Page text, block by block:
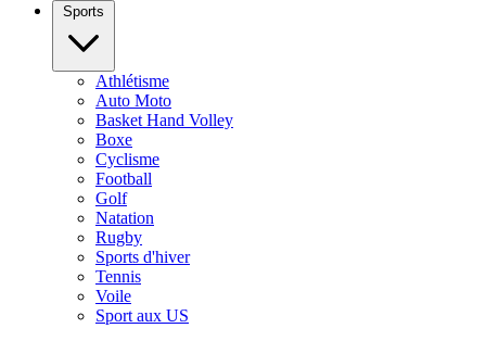
Sports
Athlétisme
Auto Moto
Basket Hand Volley
Boxe
Cyclisme
Football
Golf
Natation
Rugby
Sports d'hiver
Tennis
Voile
Sport aux US